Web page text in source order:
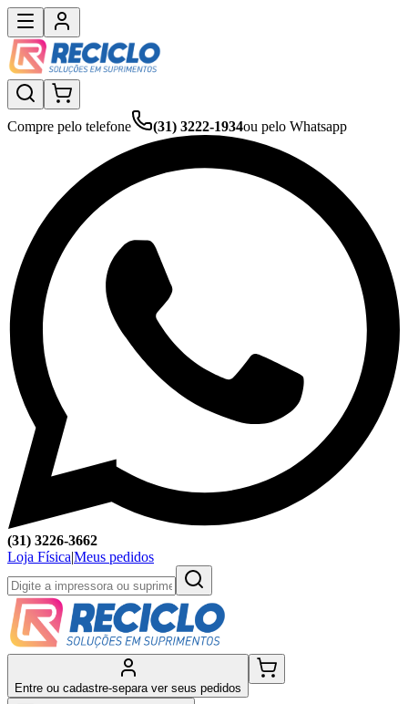
Compre pelo telefone (31) 3222-1934ou pelo Whatsapp
(31) 3226-3662
Loja Física|Meus pedidos
Entre ou cadastre-separa ver seus pedidos